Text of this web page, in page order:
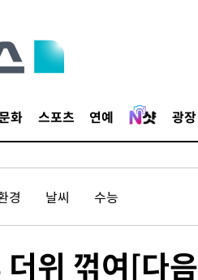
화 스포츠 연예 광장
경 날씨 수능
위 꺾여[다음